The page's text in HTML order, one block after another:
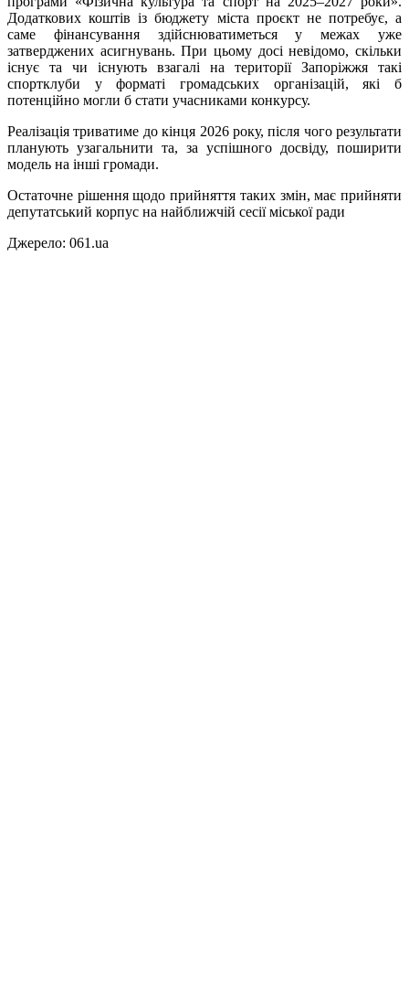
Додаткових коштів із бюджету міста проєкт не потребує, а
саме фінансування здійснюватиметься у межах уже
затверджених асигнувань. При цьому досі невідомо, скільки
існує та чи існують взагалі на території Запоріжжя такі
спортклуби у форматі громадських організацій, які б
потенційно могли б стати учасниками конкурсу.
Реалізація триватиме до кінця 2026 року, після чого результати
планують узагальнити та, за успішного досвіду, поширити
модель на інші громади.
Остаточне рішення щодо прийняття таких змін, має прийняти
депутатський корпус на найближчій сесії міської ради
Джерело: 061.ua